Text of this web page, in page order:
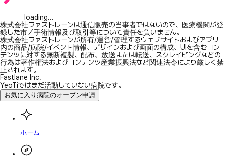
loading...
株式会社ファストレーンは通信販売の当事者ではないので、医療機関が登
録した市／手術情報及び取引等について責任を負いません。
株式会社ファストレーンが所有/運営/管理するウェブサイトおよびアプリ
内の商品/病院/イベント情報、デザインおよび画面の構成、UIを含むコン
テンツに対する無断複製、配布、放送または転送、スクレイピングなどの
行為は著作権法およびコンテンツ産業振興法など関連法令により厳しく禁
止されます。
Fastlane Inc.
YeoTiではまだ活動していない病院です。
お気に入り病院のオープン申請
ホーム